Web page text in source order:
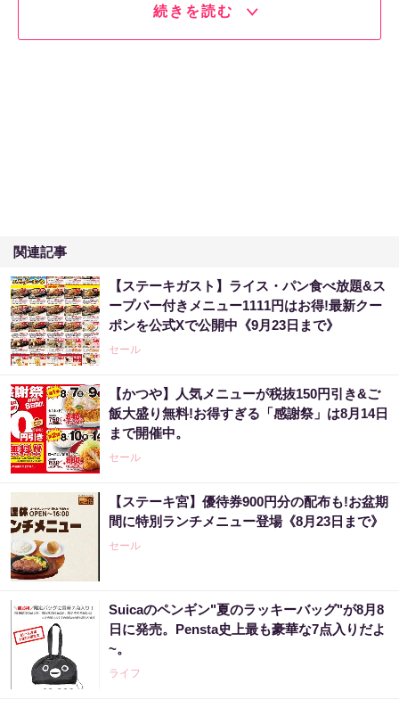
続きを読む
関連記事
【ステーキガスト】ライス・パン食べ放題&ス
ープバー付きメニュー1111円はお得!最新クー
ポンを公式Xで公開中《9月23日まで》
セール
【かつや】人気メニューが税抜150円引き&ご
飯大盛り無料!お得すぎる「感謝祭」は8月14日
まで開催中。
セール
【ステーキ宮】優待券900円分の配布も!お盆期
間に特別ランチメニュー登場《8月23日まで》
セール
Suicaのペンギン"夏のラッキーバッグ"が8月8
日に発売。Pensta史上最も豪華な7点入りだよ
~。
ライフ